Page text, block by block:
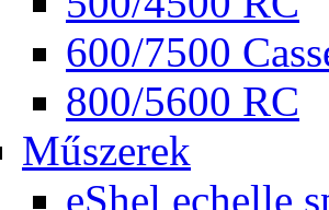
600/7500
800/5600 RC
Mű­sze­rek
eS­hel echel­le